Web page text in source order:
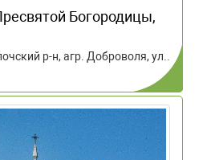
Богородицы,
р-н, агр. Доброволя, ул..